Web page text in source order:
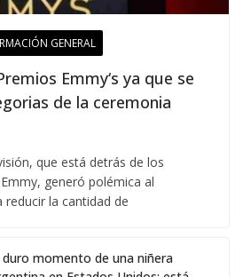
GENERAL
Emmy‘s ya que se
de la ceremonia
que está detrás de los
generó polémica al
la cantidad de
duro momento de una niñera